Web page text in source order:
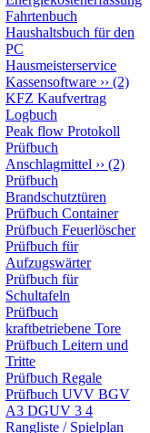
Fahrtenbuch
Haushaltsbuch für den
PC
Hausmeisterservice
Kassensoftware ›› (2)
KFZ Kaufvertrag
Logbuch
Peak flow Protokoll
Prüfbuch
Anschlagmittel ›› (2)
Prüfbuch
Brandschutztüren
Prüfbuch Container
Prüfbuch Feuerlöscher
Prüfbuch für
Aufzugswärter
Prüfbuch für
Schultafeln
Prüfbuch
kraftbetriebene Tore
Prüfbuch Leitern und
Tritte
Prüfbuch Regale
Prüfbuch UVV BGV
A3 DGUV 3 4
Rangliste / Spielplan